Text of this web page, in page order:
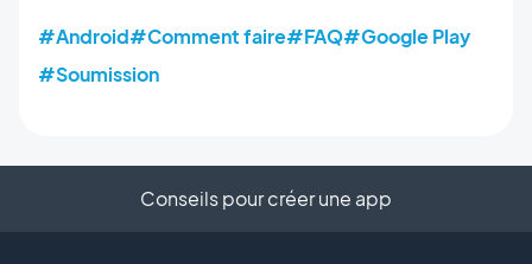
#Android#Comment faire#FAQ#Google Play
#Soumission
Conseils pour créer une app